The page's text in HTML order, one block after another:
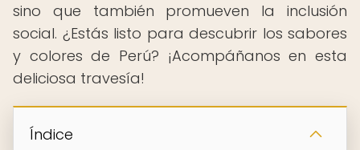
sino que también promueven la inclusión
social. ¿Estás listo para descubrir los sabores
y colores de Perú? ¡Acompáñanos en esta
deliciosa travesía!
Índice